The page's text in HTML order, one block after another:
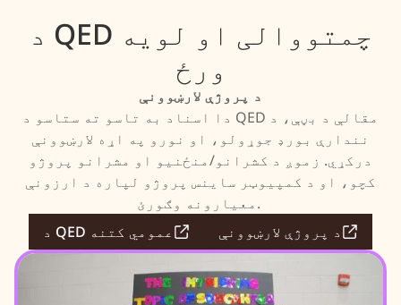
د QED چمتووالی او لویه
ورځ
د پروژې لارښوونې
دا اسناد به تاسو ته ستاسو د QED مقالې د بڼې، د
نندارې بورډ جوړولو، او نورو په اړه لارښوونې
درکړي. زموږ د کشرانو/منځنیو او مشرانو پروژو
کچو، او د کمپیوټر ساینس پروژو لپاره د ارزونې
معیارونه وګورئ.
د QED عمومي کتنه
د پروژې لارښوونې